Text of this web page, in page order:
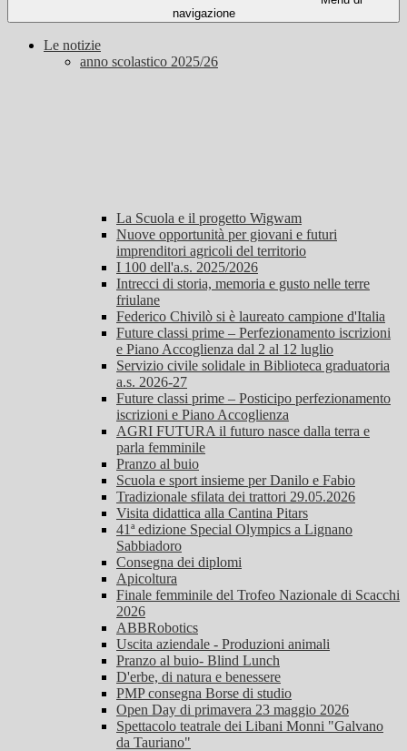
navigazione
Le notizie
anno scolastico 2025/26
La Scuola e il progetto Wigwam
Nuove opportunità per giovani e futuri
imprenditori agricoli del territorio
I 100 dell'a.s. 2025/2026
Intrecci di storia, memoria e gusto nelle terre
friulane
Federico Chivilò si è laureato campione d'Italia
Future classi prime – Perfezionamento iscrizioni
e Piano Accoglienza dal 2 al 12 luglio
Servizio civile solidale in Biblioteca graduatoria
a.s. 2026-27
Future classi prime – Posticipo perfezionamento
iscrizioni e Piano Accoglienza
AGRI FUTURA il futuro nasce dalla terra e
parla femminile
Pranzo al buio
Scuola e sport insieme per Danilo e Fabio
Tradizionale sfilata dei trattori 29.05.2026
Visita didattica alla Cantina Pitars
41ª edizione Special Olympics a Lignano
Sabbiadoro
Consegna dei diplomi
Apicoltura
Finale femminile del Trofeo Nazionale di Scacchi
2026
ABBRobotics
Uscita aziendale - Produzioni animali
Pranzo al buio- Blind Lunch
D'erbe, di natura e benessere
PMP consegna Borse di studio
Open Day di primavera 23 maggio 2026
Spettacolo teatrale dei Libani Monni "Galvano
da Tauriano"